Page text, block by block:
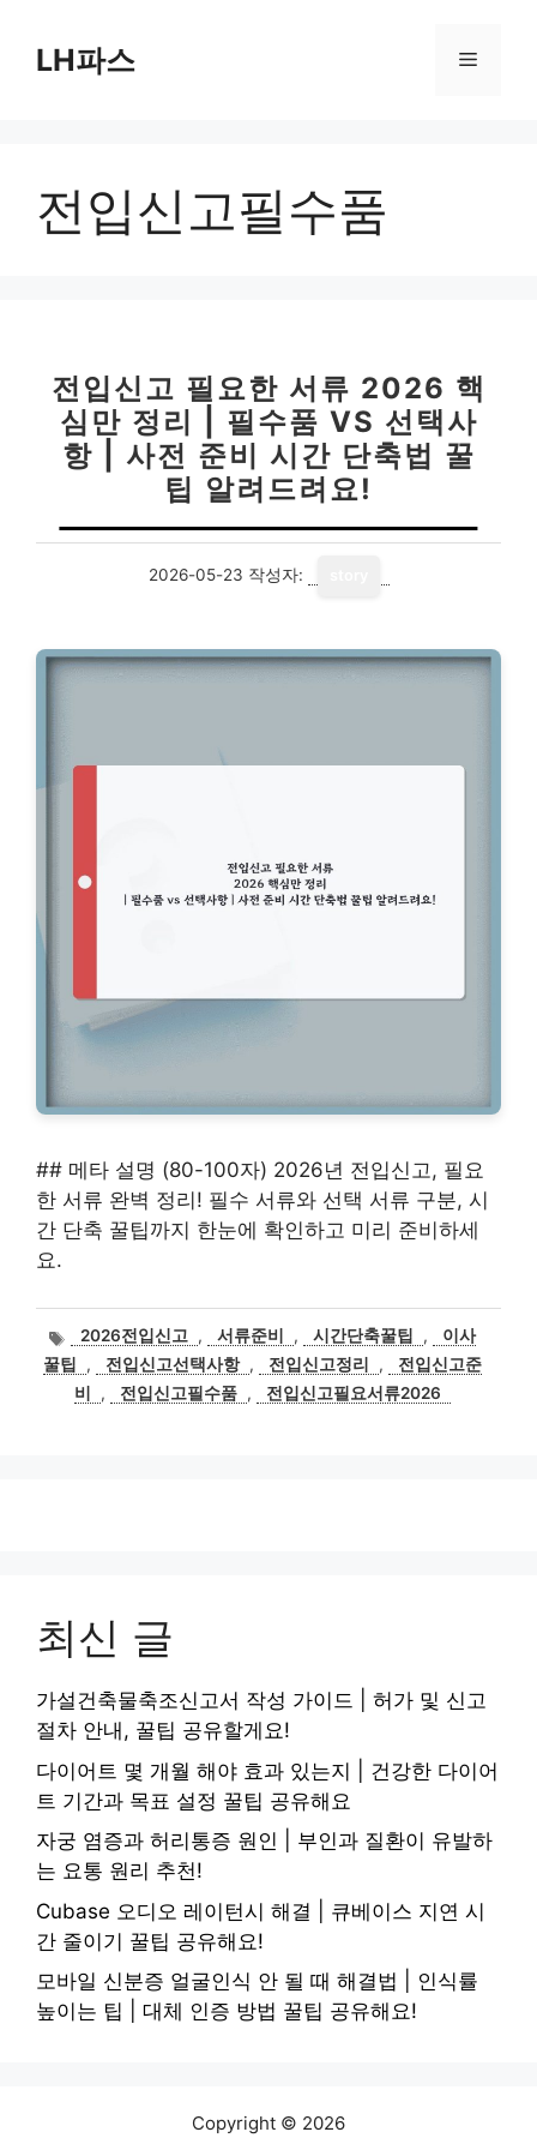
LH파스 메
전입신고필수품
전입신고 필요한 서류 2026 핵
심만 정리 | 필수품 VS 선택사
항 | 사전 준비 시간 단축법 꿀
팁 알려드려요!
2026-05-23 작성자:
## 메타 설명 (80-100자) 2026년 전입신고, 필요
한 서류 완벽 정리! 필수 서류와 선택 서류 구분, 시
간 단축 꿀팁까지 한눈에 확인하고 미리 준비하세
요.
태
그
2026전입신고 , 서류준비 , 시간단축꿀팁 ,
이사
꿀팁
, 전입신고선택사항 , 전입신고정리 ,
전입신고준
비
, 전입신고필수품 , 전입신고필요서류2026
최신 글
가설건축물축조신고서 작성 가이드 | 허가 및 신고
절차 안내, 꿀팁 공유할게요!
다이어트 몇 개월 해야 효과 있는지 | 건강한 다이어
트 기간과 목표 설정 꿀팁 공유해요
자궁 염증과 허리통증 원인 | 부인과 질환이 유발하
는 요통 원리 추천!
Cubase 오디오 레이턴시 해결 | 큐베이스 지연 시
간 줄이기 꿀팁 공유해요!
모바일 신분증 얼굴인식 안 될 때 해결법 | 인식률
높이는 팁 | 대체 인증 방법 꿀팁 공유해요!
Copyright © 2026